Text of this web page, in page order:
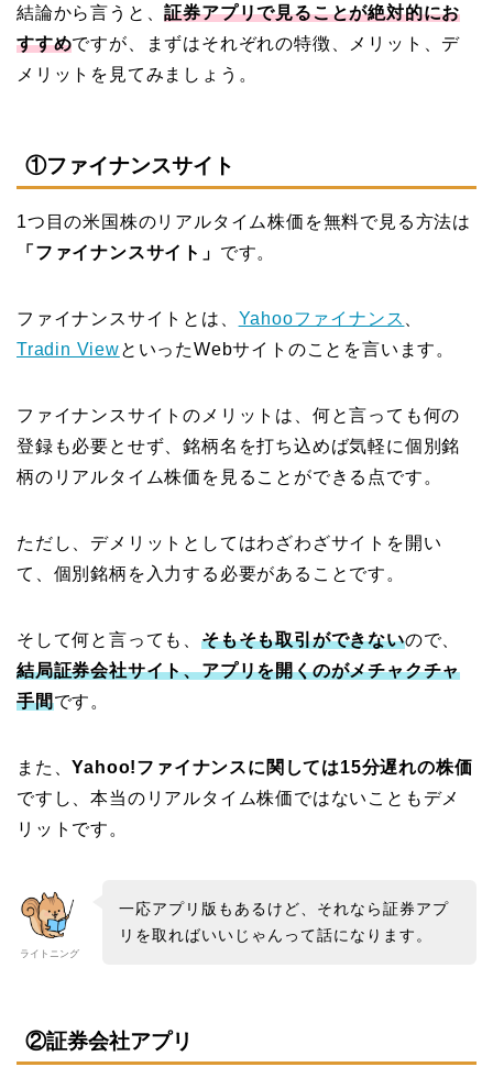
結論から言うと、証券アプリで見ることが絶対的にお
すすめですが、まずはそれぞれの特徴、メリット、デ
メリットを見てみましょう。
①ファイナンスサイト
1つ目の米国株のリアルタイム株価を無料で見る方法は
「ファイナンスサイト」 です。
ファイナンスサイトとは、 Yahooファイナンス
Tradin ViewといったWebサイトのことを言います。
ファイナンスサイトのメリットは、何と言っても何の
登録も必要とせず、銘柄名を打ち込めば気軽に個別銘
柄のリアルタイム株価を見ることができる点です。
ただし、デメリットとしてはわざわざサイトを開い
て、個別銘柄を入力する必要があることです。
そして何と言っても、 そもそも取引ができないので、
結局証券会社サイト、アプリを開くのがメチャクチャ
手間です。
また、Yahoo!ファイナンスに関しては15分遅れの株価
ですし、本当のリアルタイム株価ではないこともデメ
リットです。
ライトニング
一応アプリ版もあるけど、それなら証券アプ
リを取ればいいじゃんって話になります。
②証券会社アプリ